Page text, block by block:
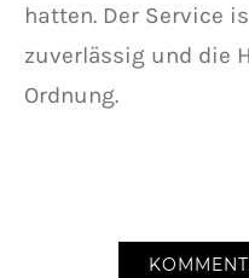
hatten. Der Service
zuverlässig und die
Ordnung.